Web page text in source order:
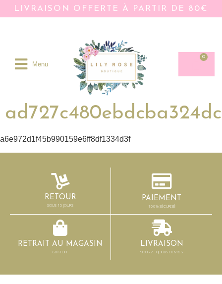
LIVRAISON OFFERTE À PARTIR DE 80€
Menu
0
a6e972d1f45b990159e6ff8df1334d3f
RETOUR
SOUS 15 JOURS
PAIEMENT
100% SÉCURISÉ
RETRAIT AU MAGASIN
GRATUIT
LIVRAISON
SOUS 2-3 JOURS OUVRÉS